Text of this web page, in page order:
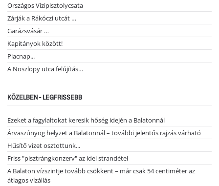
Országos Vízipisztolycsata
Zárják a Rákóczi utcát …
Garázsvásár …
Kapitányok között!
Piacnap...
A Noszlopy utca felújítás…
KÖZELBEN - LEGFRISSEBB
Ezeket a fagylaltokat keresik hőség idején a Balatonnál
Árvaszúnyog helyzet a Balatonnál – további jelentős rajzás várható
Hűsítő vizet osztottunk...
Friss "pisztrángkonzerv" az idei strandétel
A Balaton vízszintje tovább csökkent – már csak 54 centiméter az
átlagos vízállás